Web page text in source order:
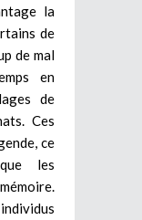
la
de
de mal
en
de
Ces
ce
les